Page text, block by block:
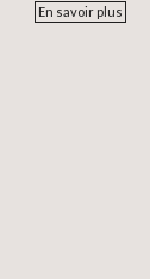
En savoir plus